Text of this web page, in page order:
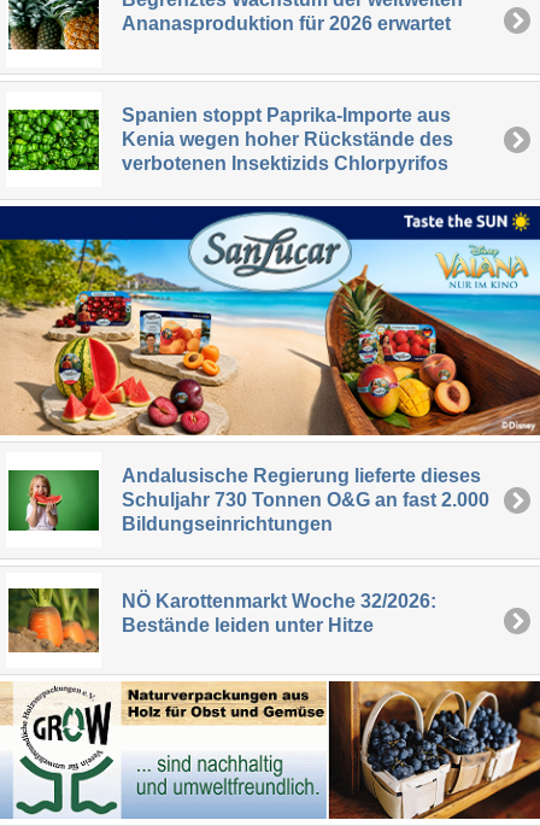
Ananasproduktion für 2026 erwartet
Spanien stoppt Paprika-Importe aus
Kenia wegen hoher Rückstände des
verbotenen Insektizids Chlorpyrifos
Andalusische Regierung lieferte dieses
Schuljahr 730 Tonnen O&G an fast 2.000
Bildungseinrichtungen
NÖ Karottenmarkt Woche 32/2026:
Bestände leiden unter Hitze